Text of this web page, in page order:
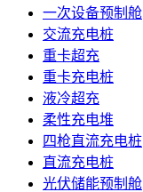
一次设备预制舱
交流充电桩
重卡超充
重卡充电桩
液冷超充
柔性充电堆
四枪直流充电桩
直流充电桩
光伏储能预制舱